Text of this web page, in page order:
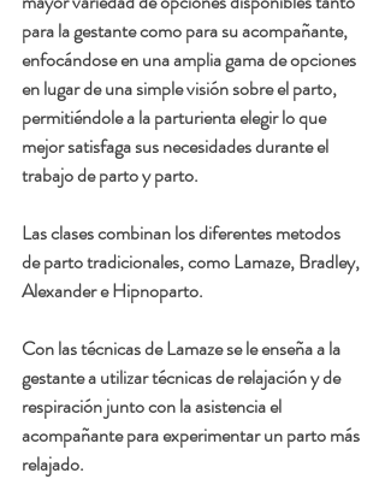
para la gestante como para su acompañante,
enfocándose en una amplia gama de opciones
en lugar de una simple visión sobre el parto,
permitiéndole a la parturienta elegir lo que
mejor satisfaga sus necesidades durante el
trabajo de parto y parto.
Las clases combinan los diferentes metodos
de parto tradicionales, como Lamaze, Bradley,
Alexander e Hipnoparto.
Con las técnicas de Lamaze se le enseña a la
gestante a utilizar técnicas de relajación y de
respiración junto con la asistencia el
acompañante para experimentar un parto más
relajado.